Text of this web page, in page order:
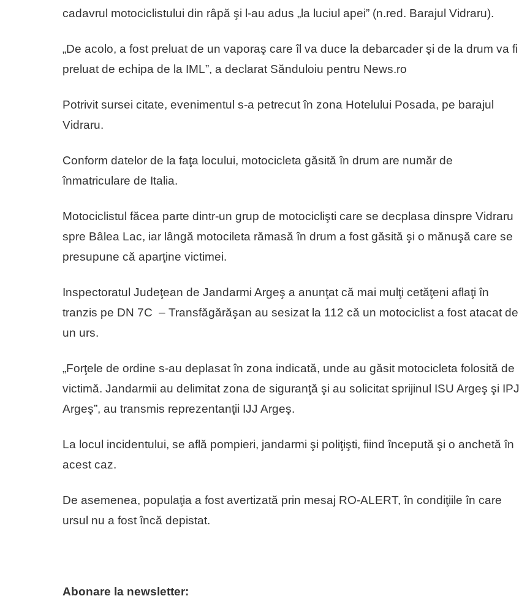
cadavrul motociclistului din râpă şi l-au adus „la luciul apei” (n.red. Barajul Vidraru).
„De acolo, a fost preluat de un vaporaş care îl va duce la debarcader şi de la drum va fi
preluat de echipa de la IML”, a declarat Sănduloiu pentru News.ro
Potrivit sursei citate, evenimentul s-a petrecut în zona Hotelului Posada, pe barajul
Vidraru.
Conform datelor de la faţa locului, motocicleta găsită în drum are număr de
înmatriculare de Italia.
Motociclistul făcea parte dintr-un grup de motociclişti care se decplasa dinspre Vidraru
spre Bâlea Lac, iar lângă motocileta rămasă în drum a fost găsită şi o mănuşă care se
presupune că aparţine victimei.
Inspectoratul Judeţean de Jandarmi Argeş a anunţat că mai mulţi cetăţeni aflaţi în
tranzis pe DN 7C – Transfăgărăşan au sesizat la 112 că un motociclist a fost atacat de
un urs.
„Forţele de ordine s-au deplasat în zona indicată, unde au găsit motocicleta folosită de
victimă. Jandarmii au delimitat zona de siguranţă şi au solicitat sprijinul ISU Argeş şi IPJ
Argeş”, au transmis reprezentanţii IJJ Argeş.
La locul incidentului, se află pompieri, jandarmi şi poliţişti, fiind începută şi o anchetă în
acest caz.
De asemenea, populaţia a fost avertizată prin mesaj RO-ALERT, în condiţiile în care
ursul nu a fost încă depistat.
Abonare la newsletter: